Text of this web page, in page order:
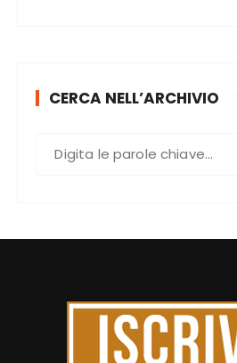
CERCA NELL’ARCHIVIO